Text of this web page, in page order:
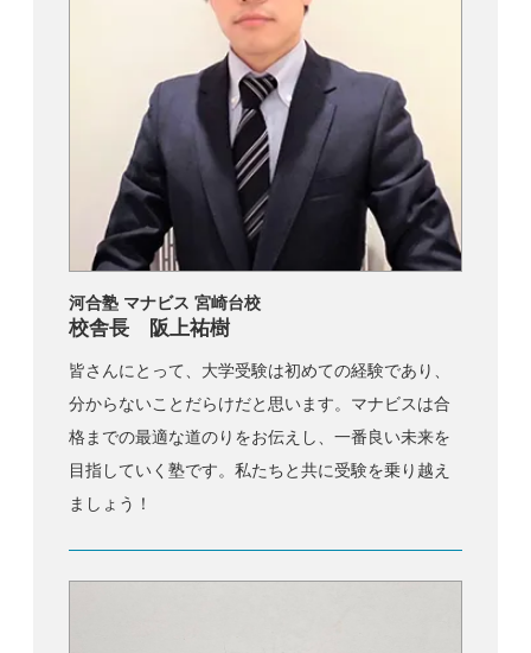
河合塾 マナビス 宮崎台校
校舎長 阪上祐樹
皆さんにとって、大学受験は初めての経験であり、
分からないことだらけだと思います。マナビスは合
格までの最適な道のりをお伝えし、一番良い未来を
目指していく塾です。私たちと共に受験を乗り越え
ましょう！